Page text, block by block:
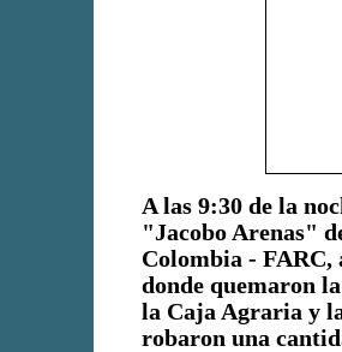
A las 9:30 de la
"Jacobo Arenas"
Colombia - FARC,
donde quemaron
la Caja Agraria y
robaron una